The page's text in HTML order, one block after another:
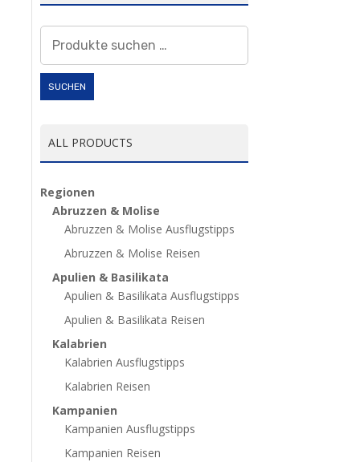
nach:
SUCHEN
ALL PRODUCTS
Regionen
Abruzzen & Molise
Abruzzen & Molise Ausflugstipps
Abruzzen & Molise Reisen
Apulien & Basilikata
Apulien & Basilikata Ausflugstipps
Apulien & Basilikata Reisen
Kalabrien
Kalabrien Ausflugstipps
Kalabrien Reisen
Kampanien
Kampanien Ausflugstipps
Kampanien Reisen